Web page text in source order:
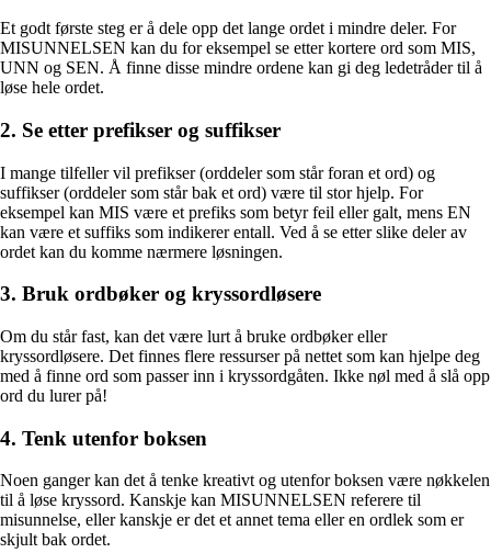
Et godt første steg er å dele opp det lange ordet i mindre deler. For
MISUNNELSEN kan du for eksempel se etter kortere ord som MIS,
UNN og SEN. Å finne disse mindre ordene kan gi deg ledetråder til å
løse hele ordet.
2. Se etter prefikser og suffikser
I mange tilfeller vil prefikser (orddeler som står foran et ord) og
suffikser (orddeler som står bak et ord) være til stor hjelp. For
eksempel kan MIS være et prefiks som betyr feil eller galt, mens EN
kan være et suffiks som indikerer entall. Ved å se etter slike deler av
ordet kan du komme nærmere løsningen.
3. Bruk ordbøker og kryssordløsere
Om du står fast, kan det være lurt å bruke ordbøker eller
kryssordløsere. Det finnes flere ressurser på nettet som kan hjelpe deg
med å finne ord som passer inn i kryssordgåten. Ikke nøl med å slå opp
ord du lurer på!
4. Tenk utenfor boksen
Noen ganger kan det å tenke kreativt og utenfor boksen være nøkkelen
til å løse kryssord. Kanskje kan MISUNNELSEN referere til
misunnelse, eller kanskje er det et annet tema eller en ordlek som er
skjult bak ordet.